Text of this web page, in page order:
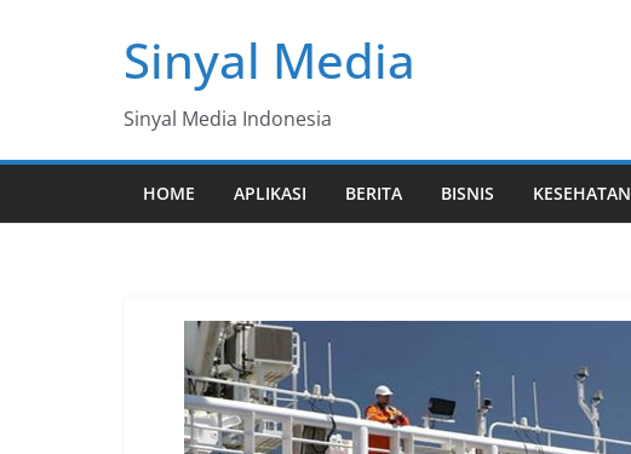
Sinyal Media
Sinyal Media Indonesia
HOME APLIKASI BERITA BISNIS KESEHATAN